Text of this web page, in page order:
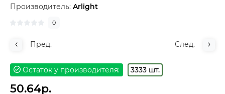
Производитель: Arlight
0
Пред. След.
Остаток у производителя: 3333 шт.
50.64р.